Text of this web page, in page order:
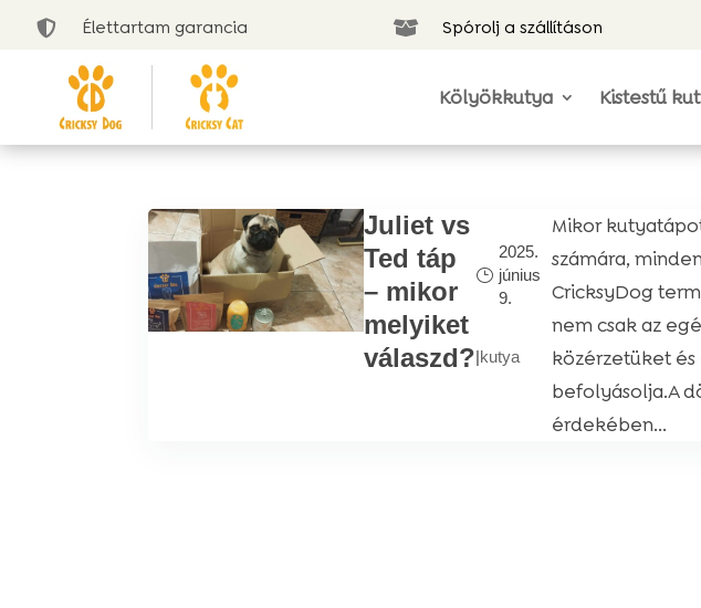
 Élettartam garancia  Spórolj a szállításon
Kölyökkutya Kistestű
Juliet vs
Ted táp
– mikor
melyiket
válaszd?
2025.
június
9.
|kutya
Mikor
számára,
CricksyDog
nem csak az
közérzetüket és
befolyásolja.A
érdekében...